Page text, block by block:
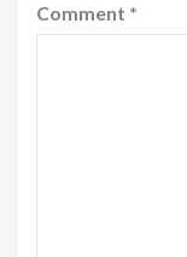
Comment *